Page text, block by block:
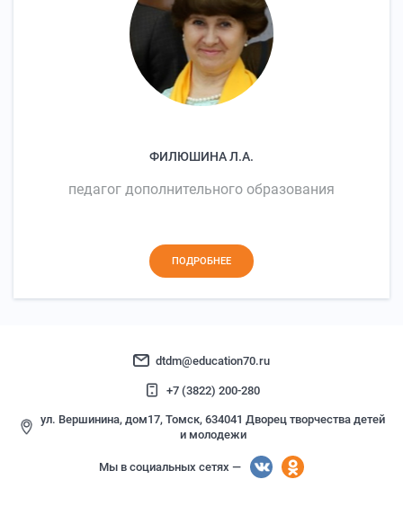
ФИЛЮШИНА Л.А.
педагог дополнительного образования
ПОДРОБНЕЕ
dtdm@education70.ru
+7 (3822) 200-280
ул. Вершинина, дом17, Томск, 634041 Дворец творчества детей
и молодежи
Мы в социальных сетях —